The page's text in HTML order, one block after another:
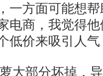
一方面可能想
电商，我觉得
低价来吸引人
部分坏掉，导